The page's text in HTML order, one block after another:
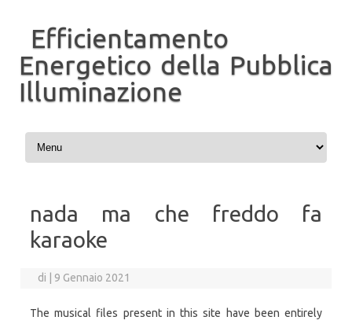
Efficientamento
Energetico della Pubblica
Illuminazione
Vai al contenuto
nada ma che freddo fa
karaoke
di 9 Gennaio 2021
The musical files present in this site have been entirely